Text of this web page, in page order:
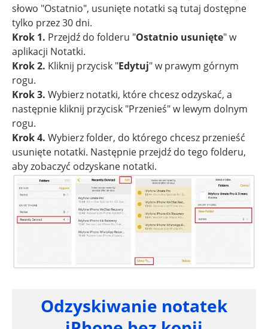
słowo "Ostatnio", usunięte notatki są tutaj dostępne
tylko przez 30 dni.
Krok 1. Przejdź do folderu "Ostatnio usunięte" w
aplikacji Notatki.
Krok 2. Kliknij przycisk "Edytuj" w prawym górnym
rogu.
Krok 3. Wybierz notatki, które chcesz odzyskać, a
następnie kliknij przycisk "Przenieś" w lewym dolnym
rogu.
Krok 4. Wybierz folder, do którego chcesz przenieść
usunięte notatki. Następnie przejdź do tego folderu,
aby zobaczyć odzyskane notatki.
Odzyskiwanie notatek